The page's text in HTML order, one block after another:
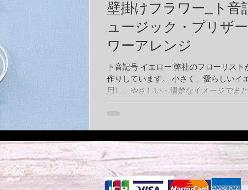
壁掛けフラワー_ト音
ュージック・プリザ
ワーアレンジ
ト音記号 イエロー 弊社のフローリスト
作りしています。 小さく、愛らしいイ
用し、やさしい・清楚なイメージでま
ントです。 音楽好きな方へのプチギフ